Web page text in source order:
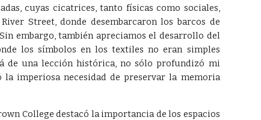
cuyas cicatrices, tanto físicas como sociales,
Street, donde desembarcaron los barcos de
embargo, también apreciamos el desarrollo del
los símbolos en los textiles no eran simples
de una lección histórica, no sólo profundizó mi
imperiosa necesidad de preservar la memoria
College destacó la importancia de los espacios